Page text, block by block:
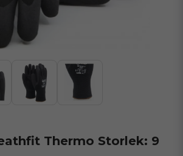
Thermo Storlek: 9